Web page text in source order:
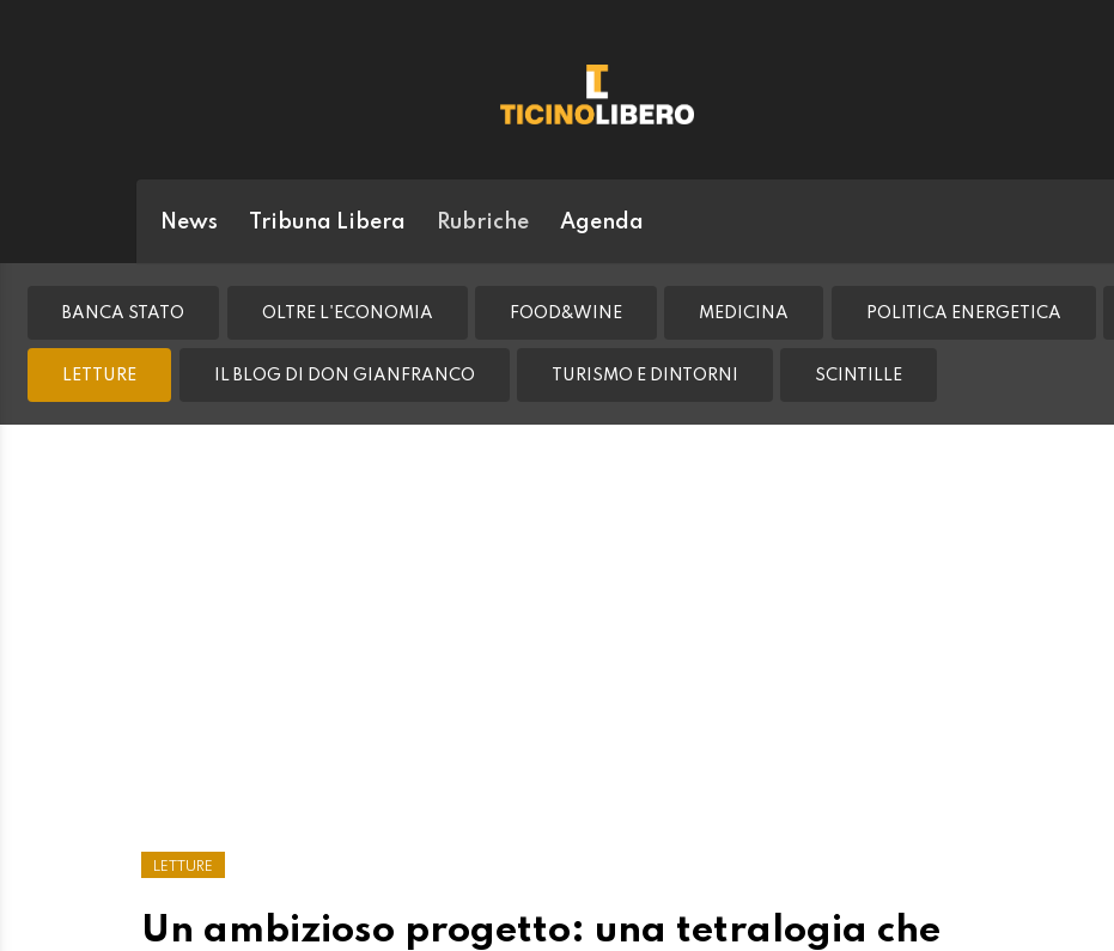
News Tribuna Libera Rubriche Agenda
BANCA STATO OLTRE L'ECONOMIA FOOD&WINE MEDICINA POLITICA ENERGETICA
LETTURE IL BLOG DI DON GIANFRANCO TURISMO E DINTORNI SCINTILLE
LETTURE
Un ambizioso progetto: una tetralogia che